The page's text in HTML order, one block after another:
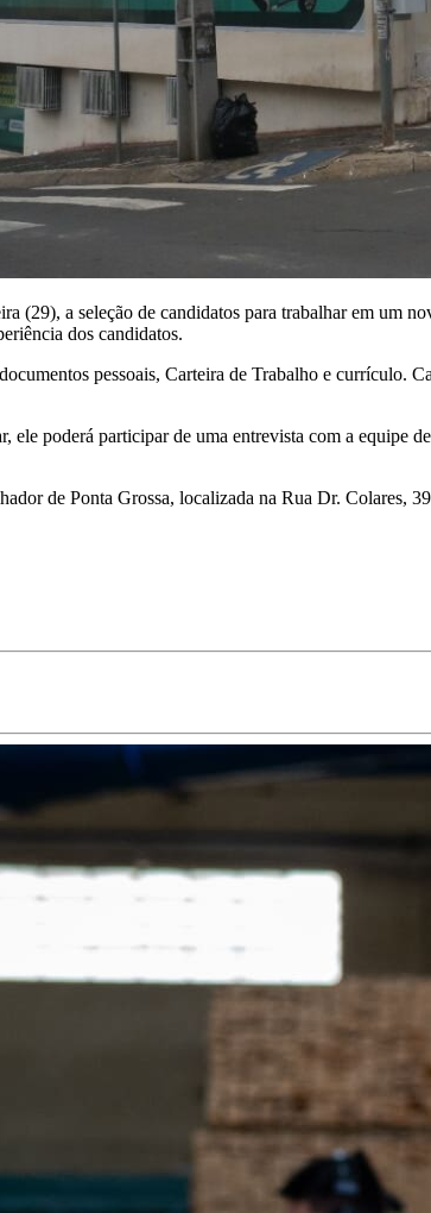
(29), a seleção de candidatos para trabalhar em um
dos candidatos.
pessoais, Carteira de Trabalho e currículo.
ele poderá participar de uma entrevista com a equipe
de Ponta Grossa, localizada na Rua Dr. Colares,